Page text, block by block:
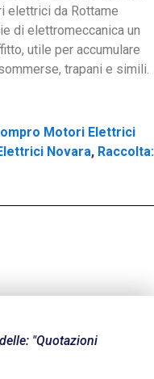
elettrici da Rottame
di elettromeccanica un
utile per accumulare
trapani e simili.
Motori Elettrici
Novara, Raccolta:
"Quotazioni